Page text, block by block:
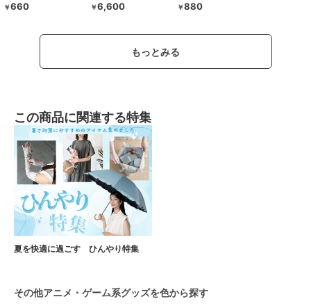
￥660 ￥6,600 ￥880
もっとみる
この商品に関連する特集
夏を快適に過ごす ひんやり特集
その他アニメ・ゲーム系グッズを色から探す